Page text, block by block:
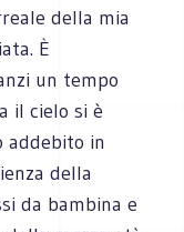
della mia
È
un tempo
il cielo si è
addebito in
della
da bambina e